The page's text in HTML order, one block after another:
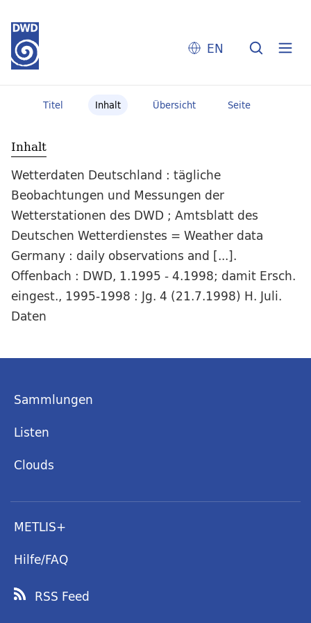
EN
Titel Inhalt Übersicht Seite
Inhalt
Wetterdaten Deutschland : tägliche
Beobachtungen und Messungen der
Wetterstationen des DWD ; Amtsblatt des
Deutschen Wetterdienstes = Weather data
Germany : daily observations and [...].
Offenbach : DWD, 1.1995 - 4.1998; damit Ersch.
eingest., 1995-1998 : Jg. 4 (21.7.1998) H. Juli.
Daten
Sammlungen
Listen
Clouds
METLIS+
Hilfe/FAQ
RSS Feed